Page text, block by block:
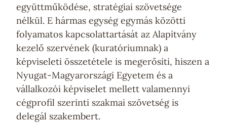
együttműködése, stratégiai szövetsége
nélkül. E hármas egység egymás közötti
folyamatos kapcsolattartását az Alapítvány
kezelő szervének (kuratóriumnak) a
képviseleti összetétele is megerősíti, hiszen a
Nyugat-Magyarországi Egyetem és a
vállalkozói képviselet mellett valamennyi
cégprofil szerinti szakmai szövetség is
delegál szakembert.